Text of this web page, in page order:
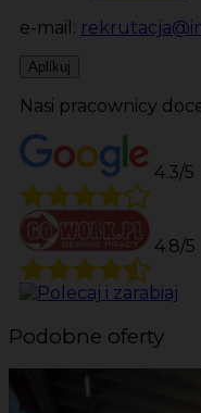
e-mail:
Aplikuj
Nasi pracownicy
4.3/5
4.8/5
Podobne oferty